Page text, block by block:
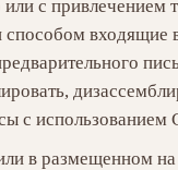
с привлечением
с
в размещенном